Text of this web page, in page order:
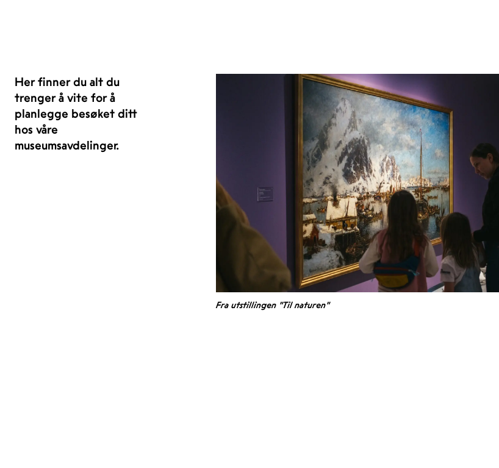
Her finner du alt du
trenger å vite for å
planlegge besøket ditt
hos våre
museumsavdelinger.
Fra utstillingen "Til naturen"